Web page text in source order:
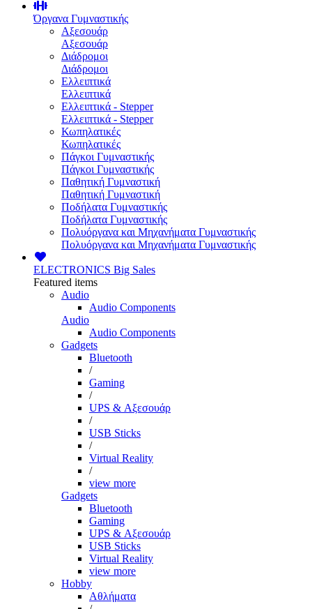
Όργανα Γυμναστικής
Αξεσουάρ
Αξεσουάρ
Διάδρομοι
Διάδρομοι
Ελλειπτικά
Ελλειπτικά
Ελλειπτικά - Stepper
Ελλειπτικά - Stepper
Κωπηλατικές
Κωπηλατικές
Πάγκοι Γυμναστικής
Πάγκοι Γυμναστικής
Παθητική Γυμναστική
Παθητική Γυμναστική
Ποδήλατα Γυμναστικής
Ποδήλατα Γυμναστικής
Πολυόργανα και Μηχανήματα Γυμναστικής
Πολυόργανα και Μηχανήματα Γυμναστικής
ELECTRONICS Big Sales
Featured items
Audio
Audio Components
Audio
Audio Components
Gadgets
Bluetooth
/
Gaming
/
UPS & Αξεσουάρ
/
USB Sticks
/
Virtual Reality
/
view more
Gadgets
Bluetooth
Gaming
UPS & Αξεσουάρ
USB Sticks
Virtual Reality
view more
Hobby
Αθλήματα